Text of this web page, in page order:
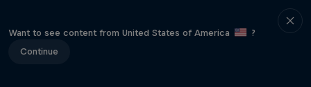
Want to see content from United States of America
?
Continue